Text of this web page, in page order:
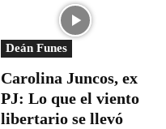
Deán Funes
Carolina Juncos, ex
PJ: Lo que el viento
libertario se llevó